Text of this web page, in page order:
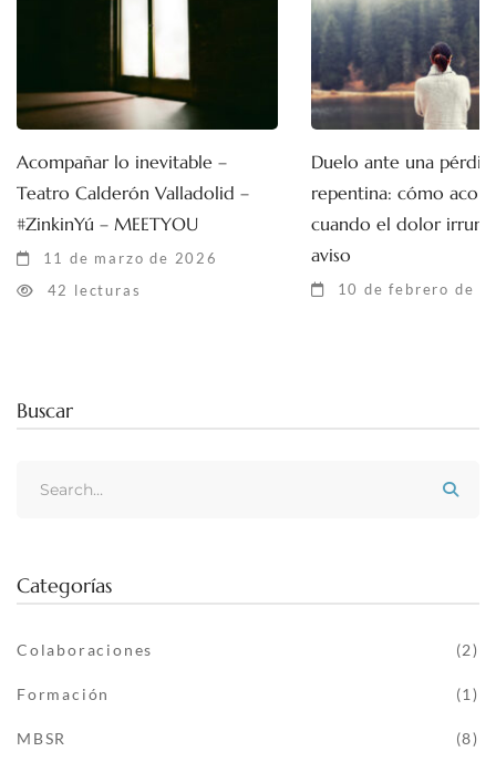
Acompañar lo inevitable –
Teatro Calderón Valladolid –
#ZinkinYú – MEETYOU
11 de marzo de 2026
42 lecturas
Duelo ante una
repentina: cómo
cuando el dolor
aviso
10 de febrero de
Buscar
Categorías
Colaboraciones (2)
Formación (1)
MBSR (8)